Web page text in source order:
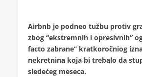
Airbnb je podneo tužbu protiv
zbog “ekstremnih i opresivnih”
facto zabrane” kratkoročniog
nekretnina koja bi trebalo da
sledećeg meseca.